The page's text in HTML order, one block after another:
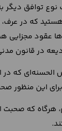
توافق
هستید که در
مجزایی
در قانون
که
این منظور
هرگاه که صحبت